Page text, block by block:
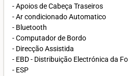
- Apoios de Cabeça Traseiros
- Ar condicionado Automatico
- Bluetooth
- Computador de Bordo
- Direcção Assistida
- EBD - Distribuição Electrónica da
- ESP